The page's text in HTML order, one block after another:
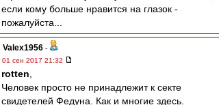
если кому больше нравится на глазок -
пожалуйста...
Valex1956 -
01 сен 2017 21:32
rotten
Человек просто не принадлежит к секте
свидетелей Федуна. Как и многие здесь.